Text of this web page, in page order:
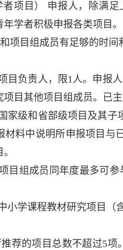
项目） 申报人，除满
学者积极申报各类项目。
项目组成员有足够的时
目负责人，限1人。申报
目其他项目组成员。已
家级和省部级项目及其
材料中说明所申报项目与
目组成员同年度最多可
小学课程教材研究项目（
荐的项目总数不超过5